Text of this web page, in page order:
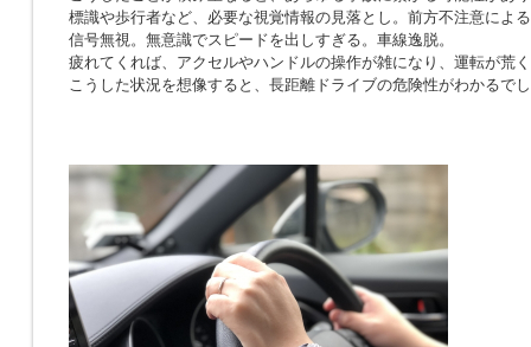
標識や歩行者など、必要な視覚情報の見落とし。前方不注意によ
信号無視。無意識でスピードを出しすぎる。車線逸脱。
疲れてくれば、アクセルやハンドルの操作が雑になり、運転が荒
こうした状況を想像すると、長距離ドライブの危険性がわかるで